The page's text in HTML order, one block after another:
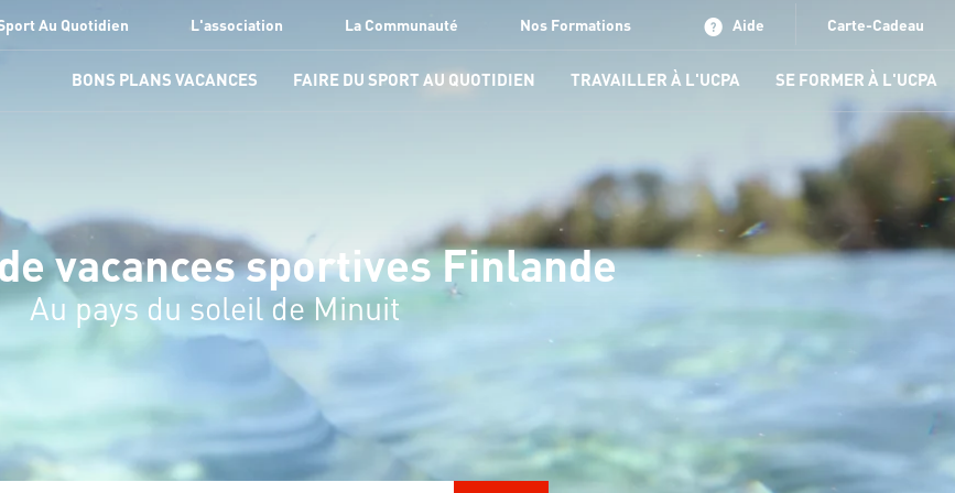
Au Quotidien L'association La Communauté Nos Formations Aide Carte-Cadeau
BONS PLANS VACANCES FAIRE DU SPORT AU QUOTIDIEN TRAVAILLER À L'UCPA SE FORMER À L'UCPA
vacances sportives Finlande
Au pays du soleil de Minuit